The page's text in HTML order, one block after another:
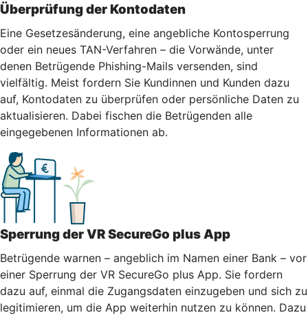
Überprüfung der Kontodaten
Eine Gesetzesänderung, eine angebliche Kontosperrung
oder ein neues TAN-Verfahren – die Vorwände, unter
denen Betrügende Phishing-Mails versenden, sind
vielfältig. Meist fordern Sie Kundinnen und Kunden dazu
auf, Kontodaten zu überprüfen oder persönliche Daten zu
aktualisieren. Dabei fischen die Betrügenden alle
eingegebenen Informationen ab.
Sperrung der VR SecureGo plus App
Betrügende warnen – angeblich im Namen einer Bank – vor
einer Sperrung der VR SecureGo plus App. Sie fordern
dazu auf, einmal die Zugangsdaten einzugeben und sich zu
legitimieren, um die App weiterhin nutzen zu können. Dazu